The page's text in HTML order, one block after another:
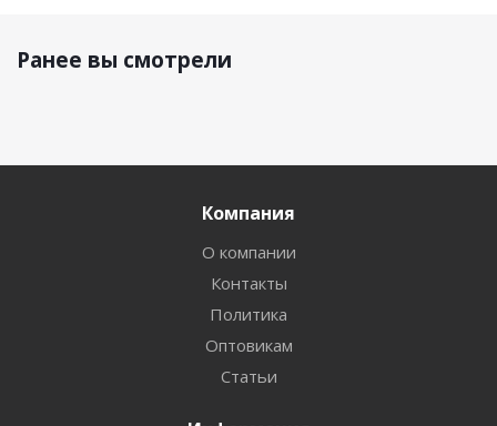
Ранее вы смотрели
Компания
О компании
Контакты
Политика
Оптовикам
Статьи